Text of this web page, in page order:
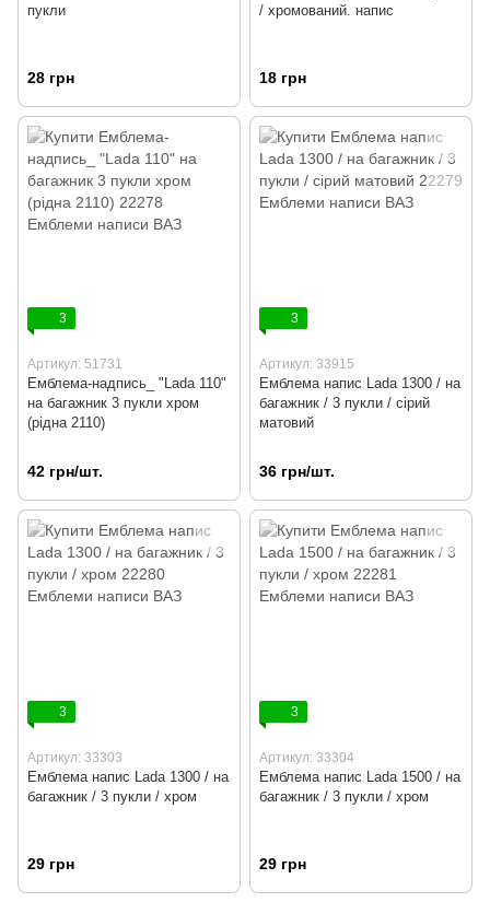
пукли
28 грн
/ хромований. напис
18 грн
3
Артикул: 51731
Емблема-надпись_ "Lada 110"
на багажник 3 пукли хром
(рідна 2110)
42 грн/шт.
3
Артикул: 33915
Емблема напис Lada 1300 / на
багажник / 3 пукли / сірий
матовий
36 грн/шт.
3
Артикул: 33303
Емблема напис Lada 1300 / на
багажник / 3 пукли / хром
29 грн
3
Артикул: 33304
Емблема напис Lada 1500 / на
багажник / 3 пукли / хром
29 грн